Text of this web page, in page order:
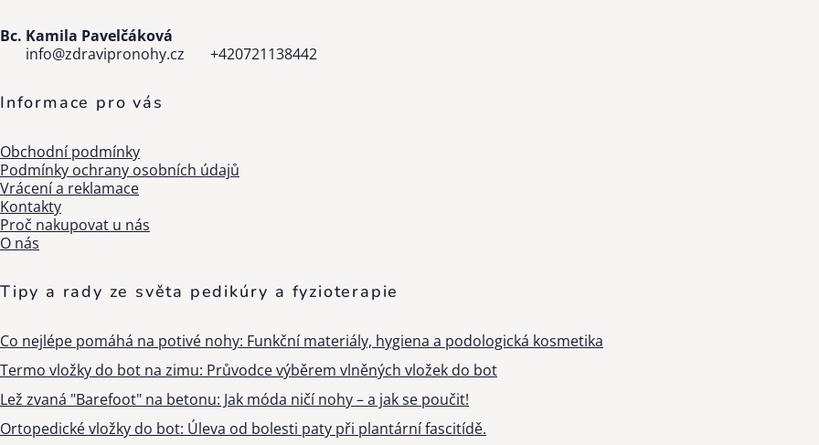
Bc. Kamila Pavelčáková
info@zdravipronohy.cz +420721138442
Informace pro vás
Obchodní podmínky
Podmínky ochrany osobních údajů
Vrácení a reklamace
Kontakty
Proč nakupovat u nás
O nás
Tipy a rady ze světa pedikúry a fyzioterapie
Co nejlépe pomáhá na potivé nohy: Funkční materiály, hygiena a podologická kosmetika
Termo vložky do bot na zimu: Průvodce výběrem vlněných vložek do bot
Lež zvaná "Barefoot" na betonu: Jak móda ničí nohy – a jak se poučit!
Ortopedické vložky do bot: Úleva od bolesti paty při plantární fascitídě.